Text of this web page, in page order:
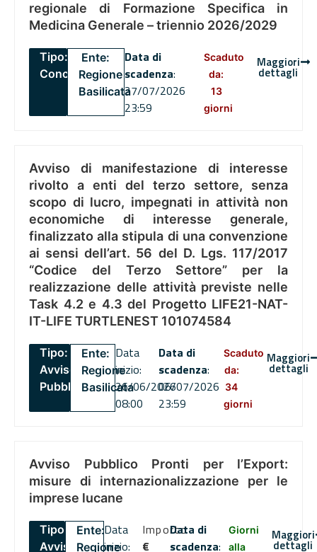
regionale di Formazione Specifica in
Medicina Generale – triennio 2026/2029
Tipo:
Concorsi
Ente:
Regione
Basilicata
Data di
scadenza:
27/07/2026
23:59
Scaduto
da:
13
giorni
Maggiori
dettagli
Avviso di manifestazione di interesse
rivolto a enti del terzo settore, senza
scopo di lucro, impegnati in attività non
economiche di interesse generale,
finalizzato alla stipula di una convenzione
ai sensi dell’art. 56 del D. Lgs. 117/2017
“Codice del Terzo Settore” per la
realizzazione delle attività previste nelle
Task 4.2 e 4.3 del Progetto LIFE21-NAT-
IT-LIFE TURTLENEST 101074584
Tipo:
Avviso
Pubblico
Ente:
Regione
Basilicata
Data
inizio:
26/06/2026
08:00
Data di
scadenza:
06/07/2026
23:59
Scaduto
da:
34
giorni
Maggiori
dettagli
Avviso Pubblico Pronti per l’Export:
misure di internazionalizzazione per le
imprese lucane
Tipo:
Avviso
Ente:
Regione
Data
inizio:
Importo
€
Data di
scadenza:
Giorni
alla
Maggiori
dettagli